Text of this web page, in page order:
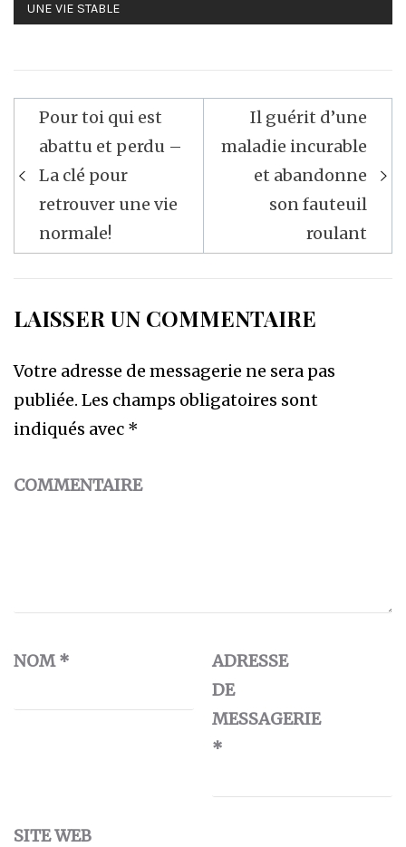
UNE VIE STABLE
Navigation
de
l’article
Pour toi qui est
abattu et perdu –
La clé pour
retrouver une vie
normale!
Il guérit d’une
maladie incurable
et abandonne
son fauteuil
roulant
LAISSER UN COMMENTAIRE
Votre adresse de messagerie ne sera pas
publiée. Les champs obligatoires sont
indiqués avec *
COMMENTAIRE
NOM*
ADRESSE
DE
MESSAGERIE
*
SITE WEB